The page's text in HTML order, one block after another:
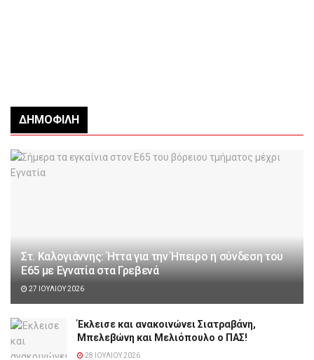
ΔΗΜΟΦΙΛΉ
Στ. Καλογιάννης: Ήττα για την Ήπειρο η σύνδεση του
Ε65 με Εγνατία στα Γρεβενά
27 ΙΟΥΛΊΟΥ 2026
Έκλεισε και ανακοινώνει Σιατραβάνη,
Μπελεβώνη και Μελιόπουλο ο ΠΑΣ!
28 ΙΟΥΛΊΟΥ 2026